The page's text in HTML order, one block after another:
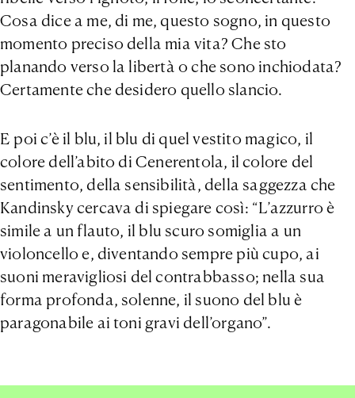
Cosa dice a me, di me, questo sogno, in questo
momento preciso della mia vita? Che sto
planando verso la libertà o che sono inchiodata?
Certamente che desidero quello slancio.
E poi c’è il blu, il blu di quel vestito magico, il
colore dell’abito di Cenerentola, il colore del
sentimento, della sensibilità, della saggezza che
Kandinsky cercava di spiegare così: “L’azzurro è
simile a un flauto, il blu scuro somiglia a un
violoncello e, diventando sempre più cupo, ai
suoni meravigliosi del contrabbasso; nella sua
forma profonda, solenne, il suono del blu è
paragonabile ai toni gravi dell’organo”.